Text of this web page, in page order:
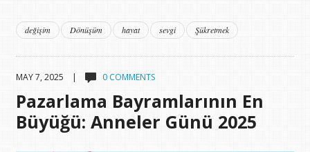
değişim Dönüşüm hayat sevgi Şükretmek
MAY 7, 2025 | 0 COMMENTS
Pazarlama Bayramlarının En
Büyüğü: Anneler Günü 2025